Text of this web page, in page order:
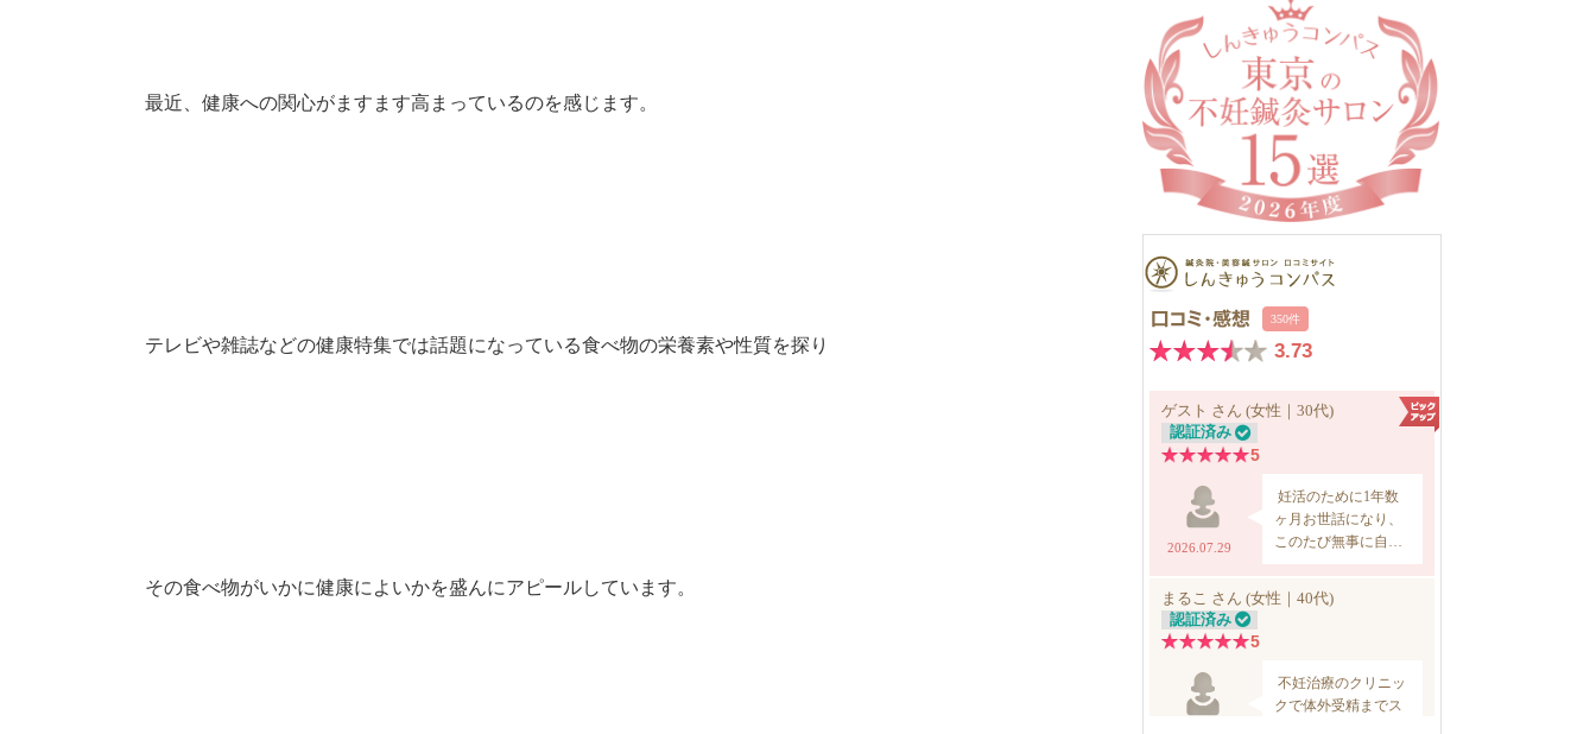
最近、健康への関心がますます高まっているのを感じます。
テレビや雑誌などの健康特集では話題になっている食べ物の栄養素や性質を探り
その食べ物がいかに健康によいかを盛んにアピールしています。